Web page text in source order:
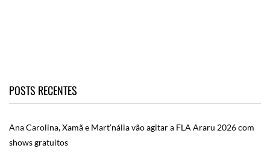
POSTS RECENTES
Ana Carolina, Xamã e Mart’nália vão agitar a FLA Araru 2026 com
shows gratuitos